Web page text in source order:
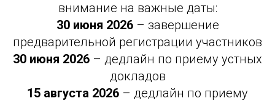
внимание на важные даты:
30 июня 2026– завершение
предварительной регистрации участников
30 июня 2026 – дедлайн по приему устных
докладов
15 августа 2026 – дедлайн по приему